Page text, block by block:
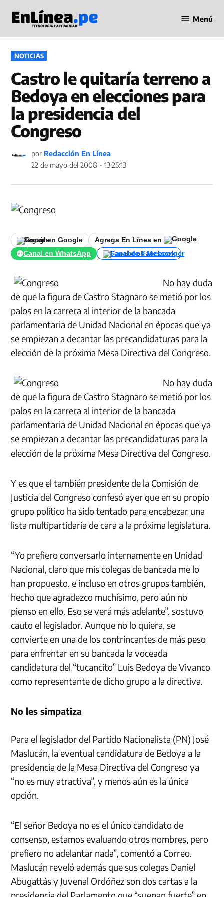
contenido
en Línea
Menú
PUBLICADO
EN
NOTICIAS
Castro le quitaría terreno a
Bedoya en elecciones para
la presidencia del
Congreso
por Redacción En Línea
22 de mayo del 2008 - 13:25:13
Seguir en Google
Agrega En Línea en
Canal en WhatsApp
Canal de Facebook
No hay duda
de que la figura de Castro Stagnaro se metió por los
palos en la carrera al interior de la bancada
parlamentaria de Unidad Nacional en épocas que ya
se empiezan a decantar las precandidaturas para la
elección de la próxima Mesa Directiva del Congreso.
No hay duda
de que la figura de Castro Stagnaro se metió por los
palos en la carrera al interior de la bancada
parlamentaria de Unidad Nacional en épocas que ya
se empiezan a decantar las precandidaturas para la
elección de la próxima Mesa Directiva del Congreso.
Y es que el también presidente de la Comisión de
Justicia del Congreso confesó ayer que en su propio
grupo político ha sido tentado para encabezar una
lista multipartidaria de cara a la próxima legislatura.
“Yo prefiero conversarlo internamente en Unidad
Nacional, claro que mis colegas de bancada me lo
han propuesto, e incluso en otros grupos también,
hecho que agradezco muchísimo, pero aún no
pienso en ello. Eso se verá más adelante”, sostuvo
cauto el legislador. Aunque no lo quiera, se
convierte en una de los contrincantes de más peso
para enfrentar en su bancada la voceada
candidatura del “tucancito” Luis Bedoya de Vivanco
como representante de dicho grupo a la directiva.
No les simpatiza
Para el legislador del Partido Nacionalista (PN) José
Maslucán, la eventual candidatura de Bedoya a la
presidencia de la Mesa Directiva del Congreso ya
“no es muy atractiva”, y menos aún es la única
opción.
“El señor Bedoya no es el único candidato de
consenso, estamos evaluando otros nombres, pero
prefiero no adelantar nada”, comentó a Correo.
Maslucán reveló además que sus colegas Daniel
Abugattás y Juvenal Ordóñez son dos cartas a la